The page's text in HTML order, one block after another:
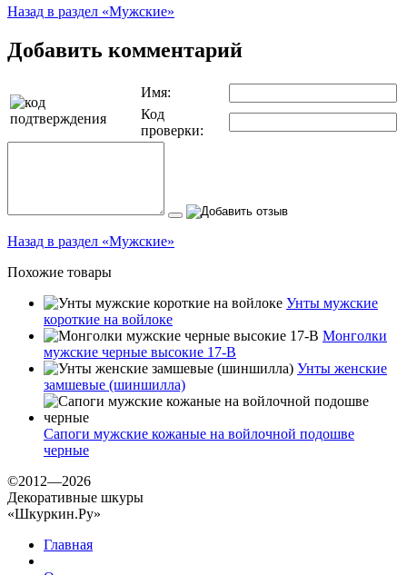
Назад в раздел «Мужские»
Добавить комментарий
Имя:
Код
проверки:
Назад в раздел «Мужские»
Похожие товары
Унты мужские
короткие на войлоке
Монголки
мужские черные высокие 17-В
Унты женские
замшевые (шиншилла)
Сапоги мужские кожаные на войлочной подошве
черные
©2012—2026
Декоративные шкуры
«Шкуркин.Ру»
Главная